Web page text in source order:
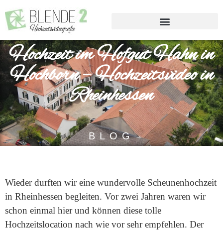
Hochzeit im Hofgut Hahn in
Hochborn – Hochzeitsvideo in
Rheinhessen
BLOG
Wieder durften wir eine wundervolle Scheunenhochzeit
in Rheinhessen begleiten. Vor zwei Jahren waren wir
schon einmal hier und können diese tolle
Hochzeitslocation nach wie vor sehr empfehlen. Der